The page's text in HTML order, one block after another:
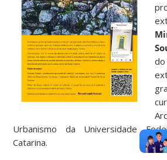
Urbanismo da Universidade
Catarina.